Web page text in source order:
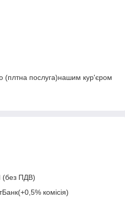
(плтна послуга)нашим кур'єром
(без ПДВ)
комісія)